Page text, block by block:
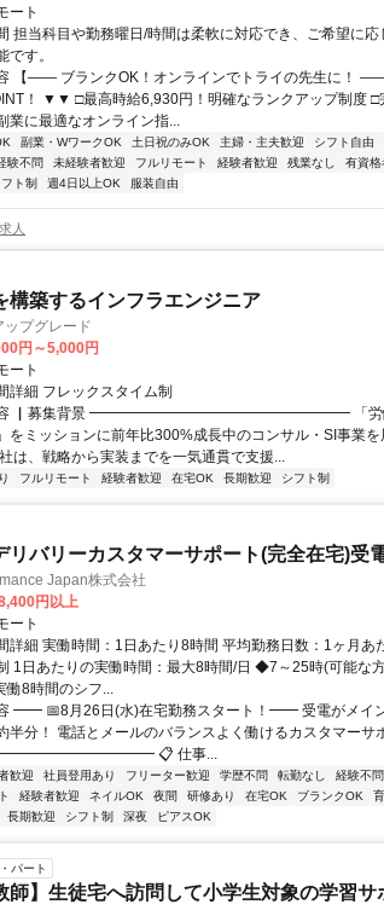
ート
担当科目や勤務曜日/時間は柔軟に対応でき、ご希望に応
です。
【―― ブランクOK！オンラインでトライの先生に！
！ ▼▼ □最高時給6,930円！明確なランクアップ制度 □
業に最適なオンライン指...
副業・WワークOK 土日祝のみOK 主婦・主夫歓迎 シフト自由
験不問 未経験者歓迎 フルリモート 経験者歓迎 残業なし 有資格
ト制 週4日以上OK 服装自由
人
構築するインフラエンジニア
ップグレード
円～5,000円
ート
詳細 フレックスタイム制
容 ▏募集背景 ━━━━━━━━━━━━━━━━━━ 「労働
をミッションに前年比300%成長中のコンサル・SI事業を
は、戦略から実装までを一気通貫で支援...
フルリモート 経験者歓迎 在宅OK 長期歓迎 シフト制
リバリーカスタマーサポート(完全在宅)受
Japan株式会社
円以上
ート
詳細 実働時間：1日あたり8時間 平均勤務日数：1ヶ月あ
1日あたりの実働時間：最大8時間/日 ◆7～25時(可能な
働8時間のシフ...
━━ 📅8月26日(水)在宅勤務スタート！━━ 受電がメイ
半分！ 電話とメールのバランスよく働けるカスタマーサ
📋 仕事...
歓迎 社員登用あり フリーター歓迎 学歴不問 転勤なし 経験不問
経験者歓迎 ネイルOK 夜間 研修あり 在宅OK ブランクOK
長期歓迎 シフト制 深夜 ピアスOK
パート
師】生徒宅へ訪問して小学生対象の学習